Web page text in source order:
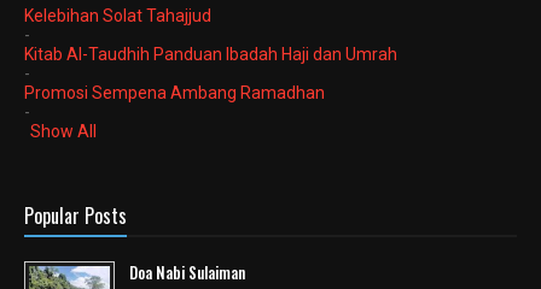
Kelebihan Solat Tahajjud
-
Kitab Al-Taudhih Panduan Ibadah Haji dan Umrah
-
Promosi Sempena Ambang Ramadhan
-
Show All
Popular Posts
Doa Nabi Sulaiman